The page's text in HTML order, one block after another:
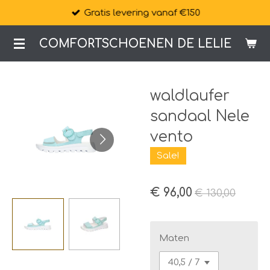
naar
de
COMFORTSCHOENEN DE LELIE
Gratis levering vanaf €150
waldlaufer
sandaal Nele
vento
Sale!
€ 96,00 € 130,00
Maten